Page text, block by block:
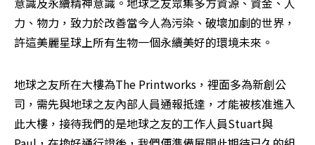
力、物力，致力於改善當今人為污染、破壞加劇的世界，
許這美麗星球上所有生物一個永續美好的環境未來。
地球之友所在大樓為The Printworks，裡面多為新創公
司，需先與地球之友內部人員通報抵達，才能被核准進入
此大樓，接待我們的是地球之友的工作人員Stuart與